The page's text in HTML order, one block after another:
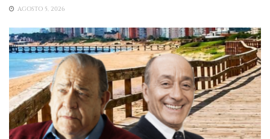
AGOSTO 5, 2026